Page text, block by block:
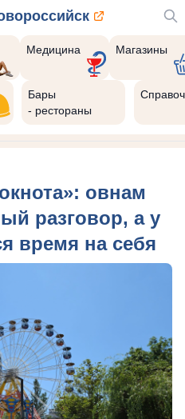
Медицина Магазины
Бары
- рестораны
овнам
разговор, а у
время на себя